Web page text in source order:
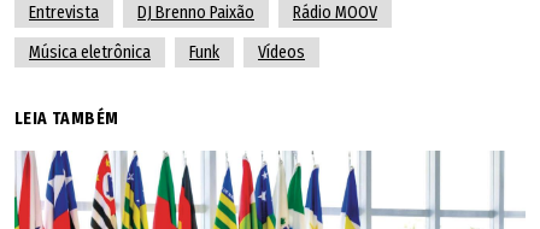
Entrevista DJ Brenno Paixão
Rádio MOOV
Música eletrônica
Funk Vídeos
LEIA TAMBÉM